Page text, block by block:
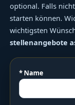
optional. Falls
starten können.
wichtigsten
stellenangebote
* Name